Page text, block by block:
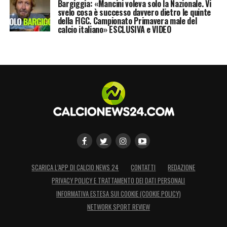
mostrare di cosa siamo capaci. I bianconeri
saranno una rivale più tosta del Real Madrid
LA PLAYLIST DELLE NOSTRE TOP NEWS
Bargiggia: «Mancini voleva solo la Nazionale. Vi
svelo cosa è successo davvero dietro le quinte
della FIGC. Campionato Primavera male del
calcio italiano» ESCLUSIVA e VIDEO
SCARICA L’APP DI CALCIO NEWS 24 CONTATTI
REDAZIONE
PRIVACY POLICY E TRATTAMENTO DEI DATI PERSONALI
INFORMATIVA ESTESA SUI COOKIE (COOKIE POLICY)
NETWORK SPORT REVIEW